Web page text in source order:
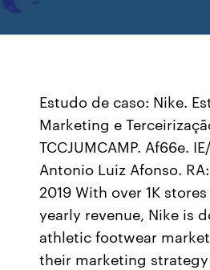
Estudo de caso: Nike.
Marketing e
TCCJUMCAMP. Af66e.
Antonio Luiz Afonso.
2019 With over 1K
yearly revenue, Nike is
athletic footwear
their marketing